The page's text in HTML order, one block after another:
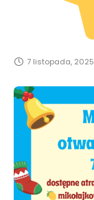
7 listopada, 2025